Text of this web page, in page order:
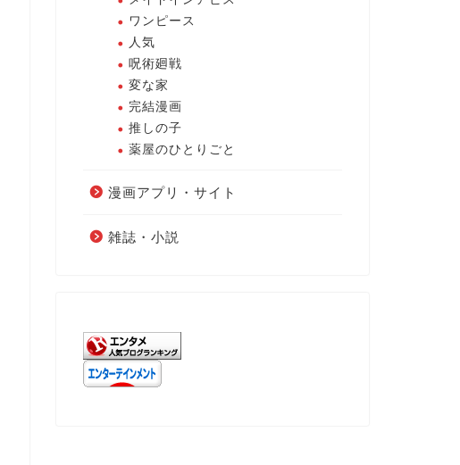
ワンピース
人気
呪術廻戦
変な家
完結漫画
推しの子
薬屋のひとりごと
漫画アプリ・サイト
雑誌・小説